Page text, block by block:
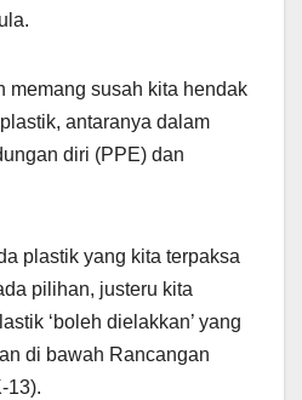
memang susah kita hendak
antaranya dalam
diri (PPE) dan
plastik yang kita terpaksa
pilihan, justeru kita
‘boleh dielakkan’ yang
di bawah Rancangan
13).